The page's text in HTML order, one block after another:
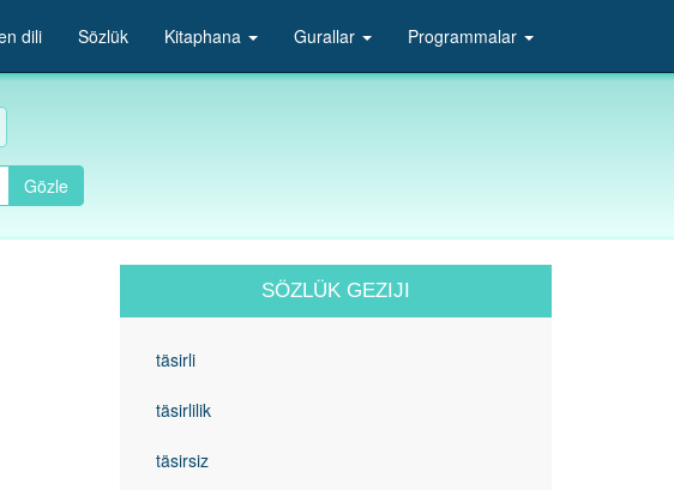
dili Sözlük Kitaphana Gurallar Programmalar
Gözle
SÖZLÜK GEZIJI
täsirli
täsirlilik
täsirsiz